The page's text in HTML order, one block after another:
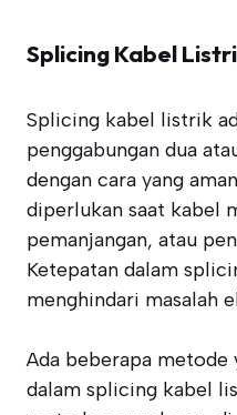
Splicing Kabel
Splicing kabel listrik
penggabungan dua
dengan cara yang
diperlukan saat kabel
pemanjangan, atau
Ketepatan dalam
menghindari masalah
Ada beberapa metode
dalam splicing kabel